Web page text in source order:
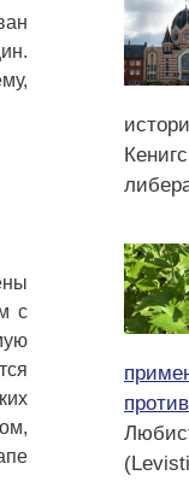
с